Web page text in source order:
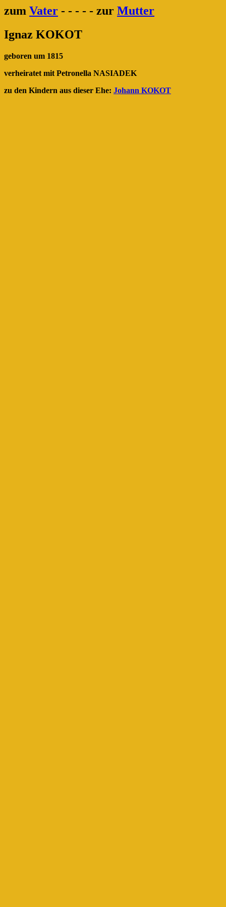
zum Vater - - - - - zur Mutter
Ignaz KOKOT
geboren um 1815
verheiratet mit Petronella NASIADEK
zu den Kindern aus dieser Ehe: Johann KOKOT